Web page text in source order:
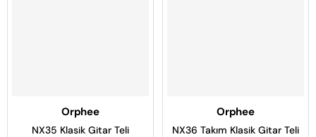
Orphee
NX35 Klasik Gitar Teli
Orphee
NX36 Takım Klasik Gitar Teli